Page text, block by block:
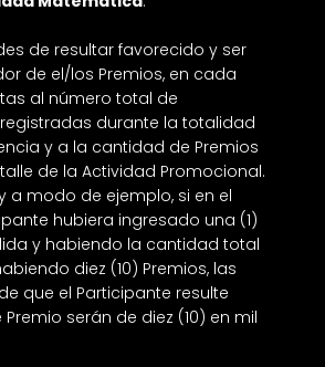
de resultar favorecido y ser
de el/los Premios, en cada
al número total de
durante la totalidad
y a la cantidad de Premios
de la Actividad Promocional.
a modo de ejemplo, si en el
hubiera ingresado una (1)
y habiendo la cantidad total
diez (10) Premios, las
que el Participante resulte
serán de diez (10) en mil